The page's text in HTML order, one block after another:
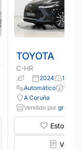
TOYOTA
C-HR
2024
15.113
Automático
140
A Coruña
Vendido por:grupo
Estoy
Ver